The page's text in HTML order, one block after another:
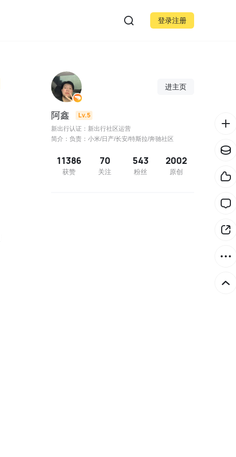
登录注册
进主页
阿鑫 Lv.5
新出行认证：新出行社区运营
简介：负责：小米/日产/长安/特斯拉/奔驰社区
11386
获赞
70
关注
543
粉丝
2002
原创